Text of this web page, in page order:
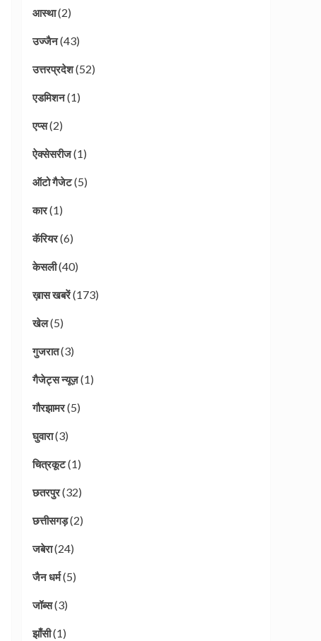
आस्था(2)
उज्जैन(43)
उत्तरप्रदेश(52)
एडमिशन(1)
एप्स(2)
ऐक्सेसरीज(1)
ऑटो गैजेट(5)
कार(1)
कॅरियर(6)
केसली(40)
ख़ास खबरें(173)
खेल(5)
गुजरात(3)
गैजेट्स न्यूज़(1)
गौरझामर(5)
घुवारा(3)
चित्रकूट(1)
छतरपुर(32)
छत्तीसगड़(2)
जबेरा(24)
जैन धर्म(5)
जॉब्स(3)
झाँसी(1)